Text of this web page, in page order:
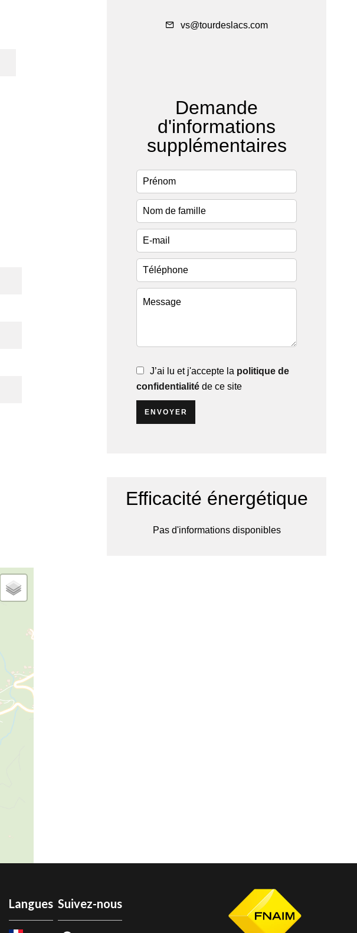
vs@tourdeslacs.com
Demande
d'informations
supplémentaires
J’ai lu et j'accepte la politique de
confidentialité de ce site
ENVOYER
Efficacité énergétique
Pas d'informations disponibles
Langues Suivez-nous